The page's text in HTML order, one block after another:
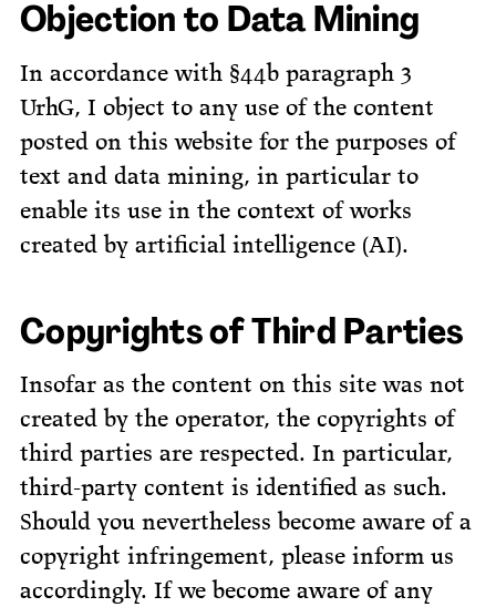
Objection to Data Mining
In accordance with §44b paragraph 3
UrhG, I object to any use of the content
posted on this website for the purposes of
text and data mining, in particular to
enable its use in the context of works
created by artificial intelligence (AI).
Copyrights of Third Parties
Insofar as the content on this site was not
created by the operator, the copyrights of
third parties are respected. In particular,
third-party content is identified as such.
Should you nevertheless become aware of a
copyright infringement, please inform us
accordingly. If we become aware of any